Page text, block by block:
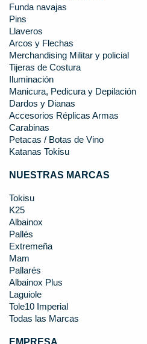
Funda navajas
Pins
Llaveros
Arcos y Flechas
Merchandising Militar y policial
Tijeras de Costura
Iluminación
Manicura, Pedicura y Depilación
Dardos y Dianas
Accesorios Réplicas Armas
Carabinas
Petacas / Botas de Vino
Katanas Tokisu
NUESTRAS MARCAS
Tokisu
K25
Albainox
Pallés
Extremeña
Mam
Pallarés
Albainox Plus
Laguiole
Tole10 Imperial
Todas las Marcas